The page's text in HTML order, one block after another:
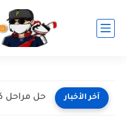
آخر الأخبار